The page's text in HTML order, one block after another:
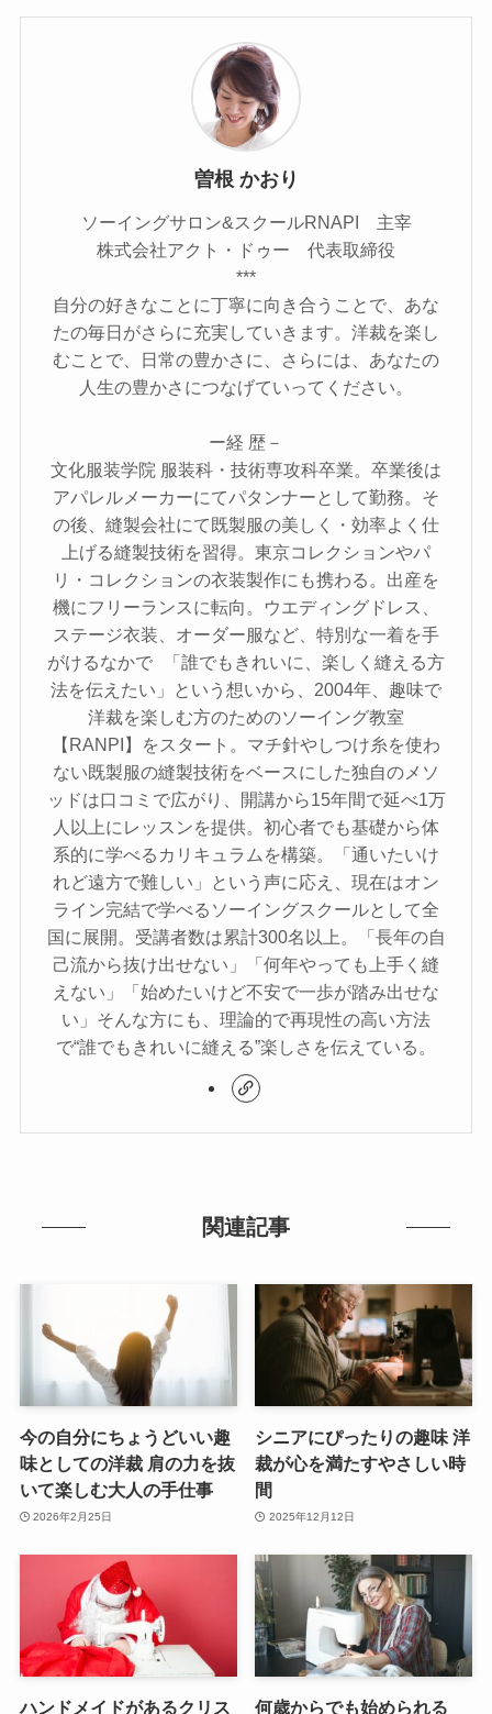
曽根 かおり
ソーイングサロン&スクールRNAPI 主宰
株式会社アクト・ドゥー 代表取締役
***
自分の好きなことに丁寧に向き合うことで、あな
たの毎日がさらに充実していきます。洋裁を楽し
むことで、日常の豊かさに、さらには、あなたの
人生の豊かさにつなげていってください。
ー経 歴－
文化服装学院 服装科・技術専攻科卒業。卒業後は
アパレルメーカーにてパタンナーとして勤務。そ
の後、縫製会社にて既製服の美しく・効率よく仕
上げる縫製技術を習得。東京コレクションやパ
リ・コレクションの衣装製作にも携わる。出産を
機にフリーランスに転向。ウエディングドレス、
ステージ衣装、オーダー服など、特別な一着を手
がけるなかで 「誰でもきれいに、楽しく縫える方
法を伝えたい」という想いから、2004年、趣味で
洋裁を楽しむ方のためのソーイング教室
【RANPI】をスタート。マチ針やしつけ糸を使わ
ない既製服の縫製技術をベースにした独自のメソ
ッドは口コミで広がり、開講から15年間で延べ1万
人以上にレッスンを提供。初心者でも基礎から体
系的に学べるカリキュラムを構築。「通いたいけ
れど遠方で難しい」という声に応え、現在はオン
ライン完結で学べるソーイングスクールとして全
国に展開。受講者数は累計300名以上。「長年の自
己流から抜け出せない」「何年やっても上手く縫
えない」「始めたいけど不安で一歩が踏み出せな
い」そんな方にも、理論的で再現性の高い方法
で“誰でもきれいに縫える”楽しさを伝えている。
関連記事
今の自分にちょうどいい趣
味としての洋裁 肩の力を抜
いて楽しむ大人の手仕事
2026年2月25日
シニアにぴったりの趣味 洋
裁が心を満たすやさしい時
間
2025年12月12日
ハンドメイドがあるクリス 何歳からでも始められる